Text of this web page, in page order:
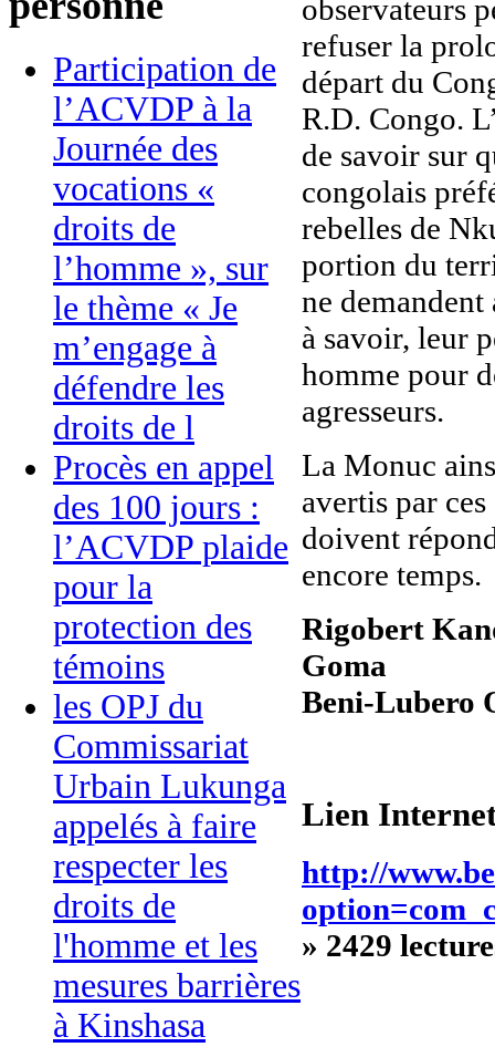
Participation de
l’ACVDP à la
Journée des
vocations «
droits de
l’homme », sur
le thème « Je
m’engage à
défendre les
droits de l
Procès en appel
des 100 jours :
l’ACVDP plaide
pour la
protection des
témoins
les OPJ du
Commissariat
Urbain Lukunga
appelés à faire
respecter les
droits de
l'homme et les
mesures barrières
à Kinshasa
observateurs
refuser la
départ du
R.D. Congo.
de savoir sur
congolais
rebelles de
portion du
ne
à savoir, leur
homme pour
agresseurs.
La Monuc
avertis par
doivent
encore temps.
Rigobert
Goma
Beni-Lubero
Lien
http://
» 2429